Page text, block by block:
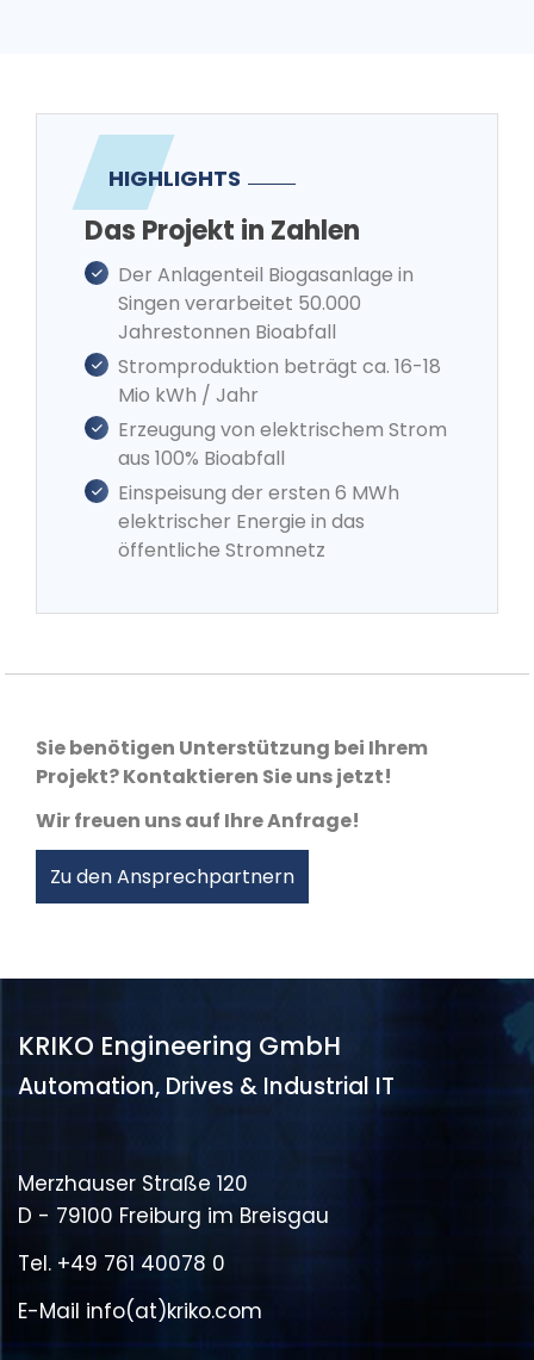
HIGHLIGHTS
Das Projekt in Zahlen
Der Anlagenteil Biogasanlage in
Singen verarbeitet 50.000
Jahrestonnen Bioabfall
Stromproduktion beträgt ca. 16-18
Mio kWh / Jahr
Erzeugung von elektrischem Strom
aus 100% Bioabfall
Einspeisung der ersten 6 MWh
elektrischer Energie in das
öffentliche Stromnetz
Sie benötigen Unterstützung bei Ihrem
Projekt? Kontaktieren Sie uns jetzt!
Wir freuen uns auf Ihre Anfrage!
Zu den Ansprechpartnern
KRIKO Engineering GmbH
Automation, Drives & Industrial IT
Merzhauser Straße 120
D - 79100 Freiburg im Breisgau
Tel. +49 761 40078 0
E-Mail info(at)kriko.com